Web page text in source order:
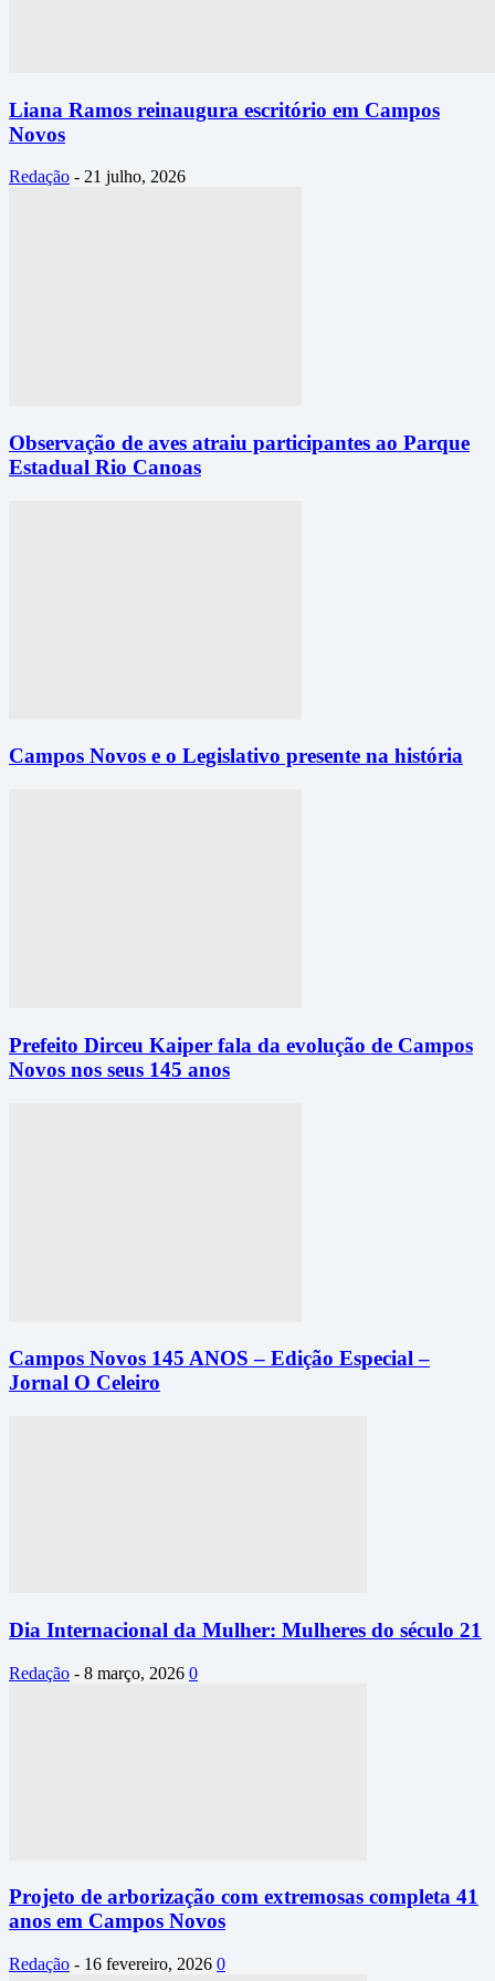
Liana Ramos reinaugura escritório em Campos
Novos
Redação - 21 julho, 2026
Observação de aves atraiu participantes ao Parque
Estadual Rio Canoas
Campos Novos e o Legislativo presente na história
Prefeito Dirceu Kaiper fala da evolução de Campos
Novos nos seus 145 anos
Campos Novos 145 ANOS – Edição Especial –
Jornal O Celeiro
Dia Internacional da Mulher: Mulheres do século 21
Redação - 8 março, 2026 0
Projeto de arborização com extremosas completa 41
anos em Campos Novos
Redação - 16 fevereiro, 2026 0